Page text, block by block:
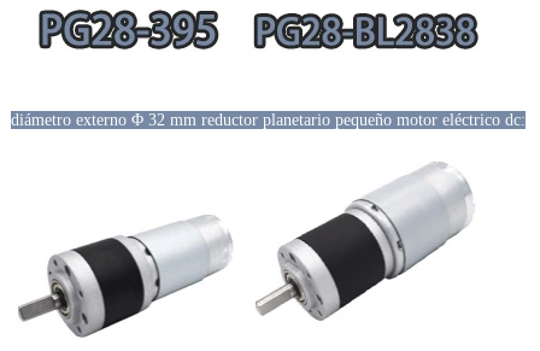
diámetro externo Φ 32 mm reductor planetario pequeño motor eléctrico dc: